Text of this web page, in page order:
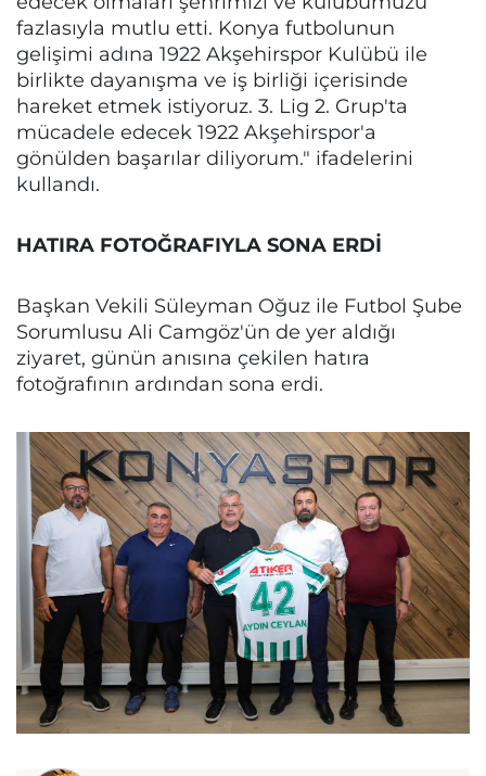
fazlasıyla mutlu etti. Konya futbolunun
gelişimi adına 1922 Akşehirspor Kulübü ile
birlikte dayanışma ve iş birliği içerisinde
hareket etmek istiyoruz. 3. Lig 2. Grup'ta
mücadele edecek 1922 Akşehirspor'a
gönülden başarılar diliyorum." ifadelerini
kullandı.
HATIRA FOTOĞRAFIYLA SONA ERDİ
Başkan Vekili Süleyman Oğuz ile Futbol Şube
Sorumlusu Ali Camgöz'ün de yer aldığı
ziyaret, günün anısına çekilen hatıra
fotoğrafının ardından sona erdi.